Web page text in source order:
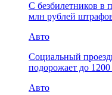
С безбилетников в
млн рублей
Авто
Социальный
подорожает до 1200
Авто